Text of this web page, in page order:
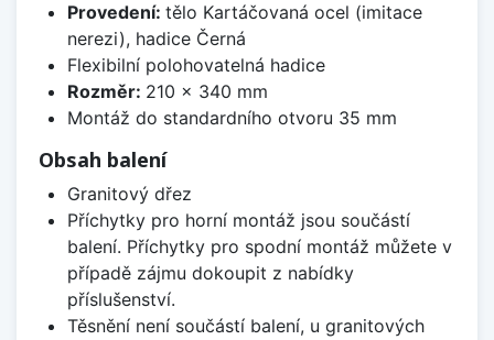
Provedení: tělo Kartáčovaná ocel (imitace
nerezi), hadice Černá
Flexibilní polohovatelná hadice
Rozměr: 210 x 340 mm
Montáž do standardního otvoru 35 mm
Obsah balení
Granitový dřez
Příchytky pro horní montáž jsou součástí
balení. Příchytky pro spodní montáž můžete v
případě zájmu dokoupit z nabídky
příslušenství.
Těsnění není součástí balení, u granitových